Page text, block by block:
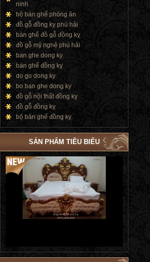
ninh
bộ bàn ghế phòng ăn
đồ gỗ đồng kỵ phú hải
bàn ghế đồ gỗ đồng kỵ
đồ gỗ mỹ nghệ phú hải
ban ghe dong ky
bàn ghế đồng kỵ
do go dong ky
bo ban ghe dong ky
đồ gỗ nội thất đồng kỵ
đồ gỗ đồng kỵ
bộ bàn ghế đồng kỵ
SẢN PHẨM TIÊU BIỂU